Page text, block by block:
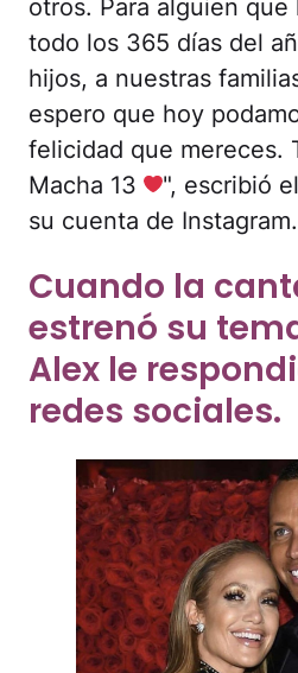
otros. Para alguien
todo los 365 días del
hijos, a nuestras
espero que hoy
felicidad que mereces.
Macha 13
", escribió
su cuenta de Instagram.
Cuando la
estrenó su
Alex le
redes sociales.